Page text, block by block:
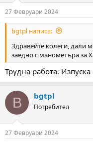
27 Февруари 2024
bgtpl написа:
Здравейте колеги, дали
заедно с манометъра за
Трудна работа.
B bgtpl
Потребител
27 Февруари 2024